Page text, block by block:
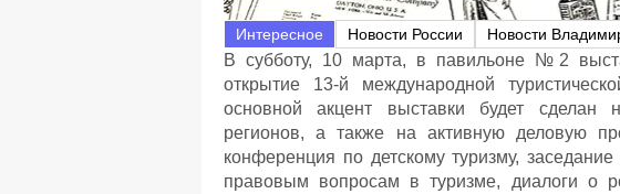
Интересное Новости России Новости
В субботу, 10 марта, в павильоне №2
открытие 13-й международной
основной акцент выставки будет сделан
регионов, а также на активную деловую
конференция по детскому туризму,
правовым вопросам в туризме, диалоги о